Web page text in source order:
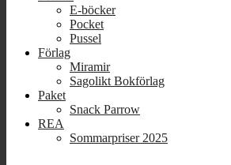
E-böcker
Pocket
Pussel
Förlag
Miramir
Sagolikt Bokförlag
Paket
Snack Parrow
REA
Sommarpriser 2025